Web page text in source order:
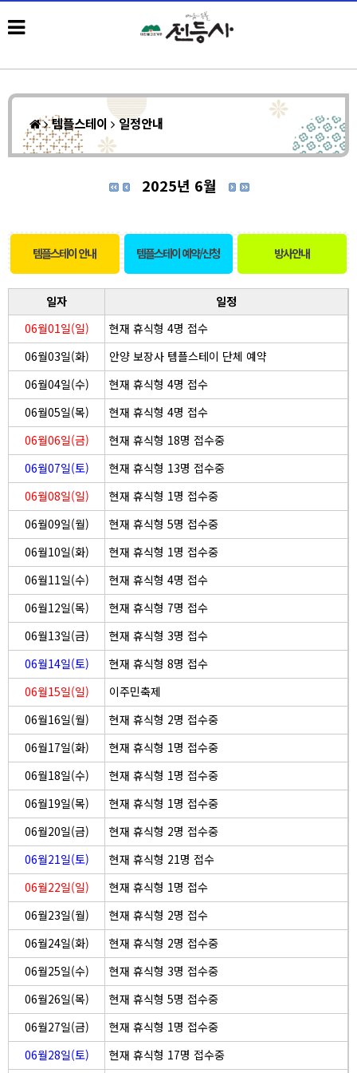
템플스테이 일정안내
2025년 6월
템플스테이 안내 템플스테이 예약/신청 방사안내
일자
일정
06월01일(일)
현재 휴식형 4명 접수
06월03일(화)
안양 보장사 템플스테이 단체 예약
06월04일(수)
현재 휴식형 4명 접수
06월05일(목)
현재 휴식형 4명 접수
06월06일(금)
현재 휴식형 18명 접수중
06월07일(토)
현재 휴식형 13명 접수중
06월08일(일)
현재 휴식형 1명 접수중
06월09일(월)
현재 휴식형 5명 접수중
06월10일(화)
현재 휴식형 1명 접수중
06월11일(수)
현재 휴식형 4명 접수
06월12일(목)
현재 휴식형 7명 접수
06월13일(금)
현재 휴식형 3명 접수
06월14일(토)
현재 휴식형 8명 접수
06월15일(일)
이주민축제
06월16일(월)
현재 휴식형 2명 접수중
06월17일(화)
현재 휴식형 1명 접수중
06월18일(수)
현재 휴식형 1명 접수중
06월19일(목)
현재 휴식형 1명 접수중
06월20일(금)
현재 휴식형 2명 접수중
06월21일(토)
현재 휴식형 21명 접수
06월22일(일)
현재 휴식형 1명 접수
06월23일(월)
현재 휴식형 2명 접수
06월24일(화)
현재 휴식형 2명 접수중
06월25일(수)
현재 휴식형 3명 접수중
06월26일(목)
현재 휴식형 5명 접수중
06월27일(금)
현재 휴식형 1명 접수중
06월28일(토)
현재 휴식형 17명 접수중